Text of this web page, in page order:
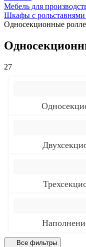
Мебель для
Шкафы с
Односекционные
27
Все фильтры